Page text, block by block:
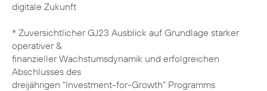
digitale Zukunft
* Zuversichtlicher GJ23 Ausblick auf Grundlage starker
operativer &
finanzieller Wachstumsdynamik und erfolgreichen
Abschlusses des
dreijährigen "Investment-for-Growth" Programms